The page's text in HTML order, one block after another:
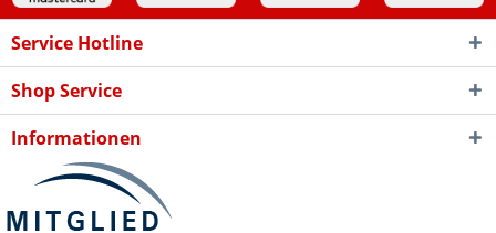
Service Hotline
Shop Service
Informationen